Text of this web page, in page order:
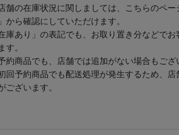
舗の在庫状況に関しましては、こちらのペー
から確認にしていただけます。
在庫あり」の表記でも、お取り置き分などで
す。
約商品でも、店舗では追加がない場合もござ
回予約商品でも配送処理が発生するため、
ございます。